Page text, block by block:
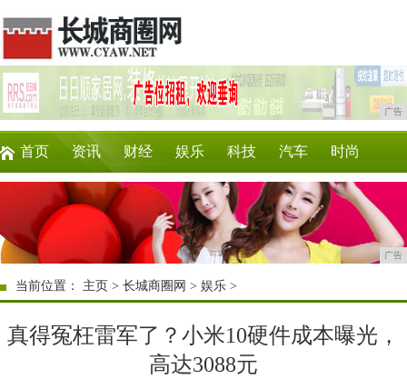
广告
首页 资讯 财经 娱乐 科技 汽车 时尚
游戏 美食 商讯 消费 购物
广告
当前位置： 主页 >长城商圈网 >娱乐 >
真得冤枉雷军了？小米10硬件成本曝光，
高达3088元